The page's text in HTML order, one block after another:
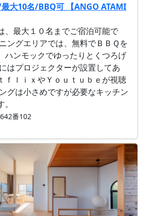
大10名/BBQ可 【ANGO ATAMI
、最大１０名までご宿泊可能で
ングエリアでは、無料でＢＢＱを
ハンモックでゆったりとくつろげ
はプロジェクターが設置してあ
ｆｌｉｘやＹｏｕｔｕｂｅが視聴
グは小さめですが必要なキッチン
番102